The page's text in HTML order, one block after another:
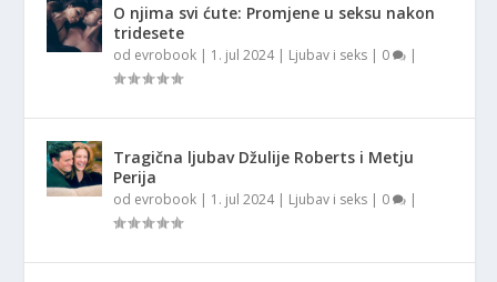
O njima svi ćute: Promjene u seksu nakon
tridesete
od evrobook | 1. jul 2024| Ljubav i seks | 0 |
Tragična ljubav Džulije Roberts i Metju
Perija
od evrobook | 1. jul 2024| Ljubav i seks | 0 |